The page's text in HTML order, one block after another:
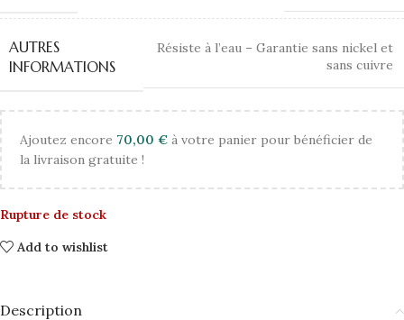
AUTRES
INFORMATIONS
Résiste à l’eau – Garantie sans nickel et
sans cuivre
Ajoutez encore 70,00 € à votre panier pour bénéficier de
la livraison gratuite !
Rupture de stock
Add to wishlist
Description